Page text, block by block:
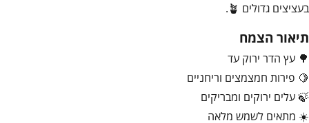
בעציצים גדולים 🪴.
תיאור הצמח
🌳 עץ הדר ירוק עד
🍋 פירות חמצמצים וריחניים
🍃 עלים ירוקים ומבריקים
☀️ מתאים לשמש מלאה